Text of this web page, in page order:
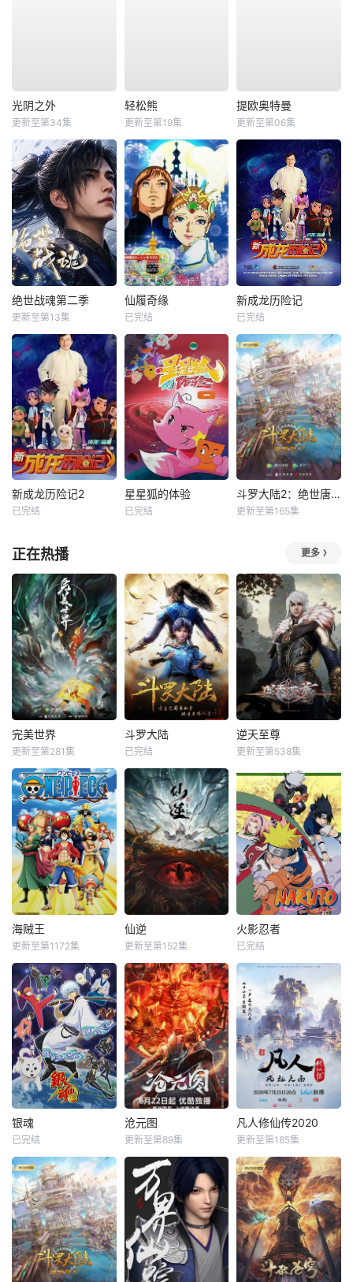
光阴之外
更新至第34集
轻松熊
更新至第19集
提欧奥特曼
更新至第06集
绝世战魂第二季
更新至第13集
仙履奇缘
已完结
新成龙历险记
已完结
新成龙历险记2
已完结
星星狐的体验
已完结
斗罗大陆2：绝世唐门
更新至第165集
正在热播 更多
完美世界
更新至第281集
斗罗大陆
已完结
逆天至尊
更新至第538集
海贼王
更新至第1172集
仙逆
更新至第152集
火影忍者
已完结
银魂
已完结
沧元图
更新至第89集
凡人修仙传2020
更新至第185集